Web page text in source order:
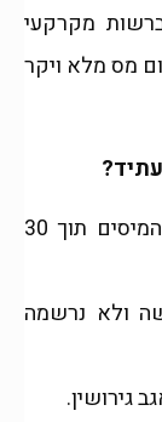
מקרקעי
מס מלא ויקר
לדווח תמיד על כל עסקה לרשות המיסים תוך 30
ולא נרשמה
גירושין.